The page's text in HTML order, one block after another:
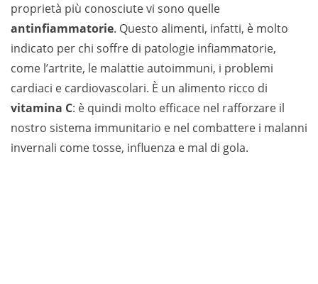
proprietà più conosciute vi sono quelle
antinfiammatorie. Questo alimenti, infatti, è molto
indicato per chi soffre di patologie infiammatorie,
come l’artrite, le malattie autoimmuni, i problemi
cardiaci e cardiovascolari. È un alimento ricco di
vitamina C: è quindi molto efficace nel rafforzare il
nostro sistema immunitario e nel combattere i malanni
invernali come tosse, influenza e mal di gola.